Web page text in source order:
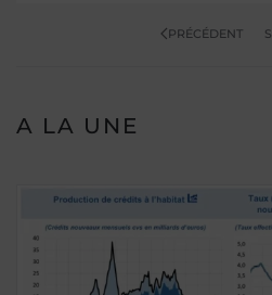
PRÉCÉDENT
A LA UNE